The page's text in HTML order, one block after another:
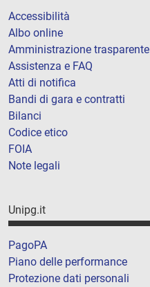
Accessibilità
Albo online
Amministrazione trasparente
Assistenza e FAQ
Atti di notifica
Bandi di gara e contratti
Bilanci
Codice etico
FOIA
Note legali
Unipg.it
PagoPA
Piano delle performance
Protezione dati personali